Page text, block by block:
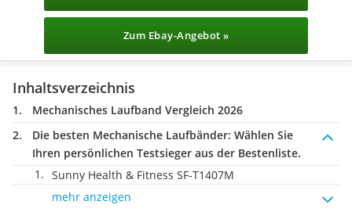
Zum Ebay-Angebot »
Inhaltsverzeichnis
Mechanisches Laufband Vergleich 2026
Die besten Mechanische Laufbänder: Wählen Sie
Ihren persönlichen Testsieger aus der Bestenliste.
Sunny Health & Fitness ‎SF-T1407M
mehr anzeigen